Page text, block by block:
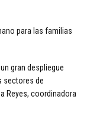
para las familias
gran despliegue
sectores de
Reyes, coordinadora